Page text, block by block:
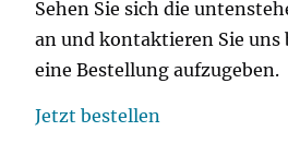
Sehen Sie sich die
an und kontaktieren Sie uns
eine Bestellung aufzugeben.
Jetzt bestellen